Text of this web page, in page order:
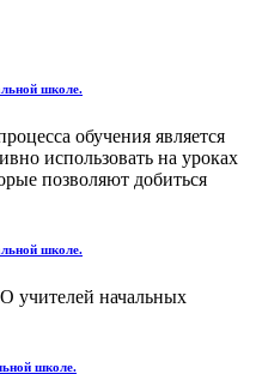
школе.
обучения является
использовать на уроках
позволяют добиться
школе.
учителей начальных
школе.